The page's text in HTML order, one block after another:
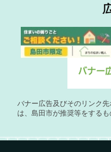
バナー広告及びそのリンク
は、島田市が推奨等をするも